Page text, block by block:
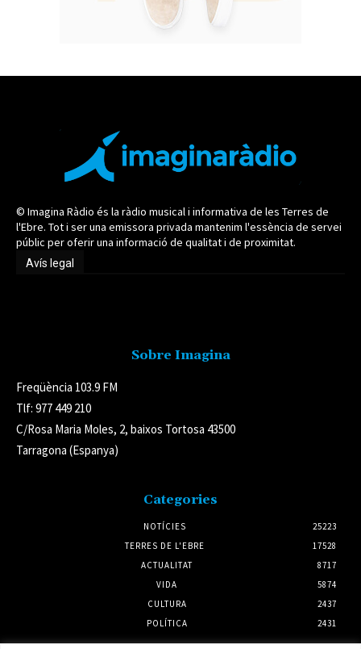
© Imagina Ràdio és la ràdio musical i informativa de les Terres de
l'Ebre. Tot i ser una emissora privada mantenim l'essència de servei
públic per oferir una informació de qualitat i de proximitat.
Avís legal
Sobre Imagina
Freqüència 103.9 FM
Tlf: 977 449 210
C/Rosa Maria Moles, 2, baixos Tortosa 43500
Tarragona (Espanya)
Categories
NOTÍCIES
25223
TERRES DE L'EBRE
17528
ACTUALITAT
8717
VIDA
5874
CULTURA
2437
POLÍTICA
2431